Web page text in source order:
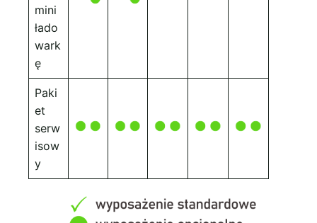
mini
łado
wark
ę
Paki
et
serw
isow
y